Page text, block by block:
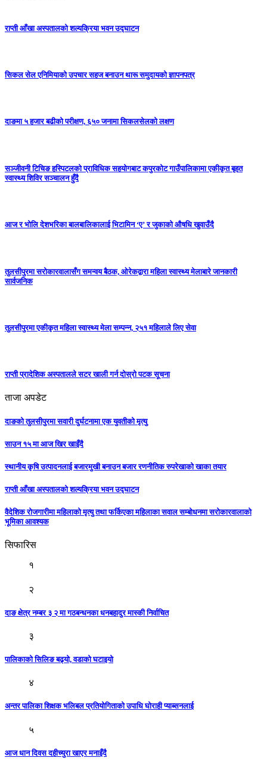
राप्ती आँखा अस्पतालको शल्यक्रिया भवन उद्घाटन
सिकल सेल एनिमियाको उपचार सहज बनाउन थारू समुदायको ज्ञापनपत्र
दाङमा ५ हजार बढीको परीक्षण, ६५० जनामा सिकलसेलको लक्षण
सञ्जीवनी टिचिङ हस्पिटलको प्राविधिक सहयोगबाट कपुरकोट गाउँपालिकामा एकीकृत बृहत
स्वास्थ्य शिविर सञ्चालन हुँदै
आज र भोलि देशभरिका बालबालिकालाई भिटामिन ‘ए’ र जुकाको औषधि खुवाउँदै
तुलसीपुरमा सरोकारवालासँग समन्वय बैठक, ओरेकद्वारा महिला स्वास्थ्य मेलाबारे जानकारी
सार्वजनिक
तुलसीपुरमा एकीकृत महिला स्वास्थ्य मेला सम्पन्न, २५१ महिलाले लिए सेवा
राप्ती प्रादेशिक अस्पतालले सटर खाली गर्न दोस्रो पटक सूचना
ताजा अपडेट
दाङको तुलसीपुरमा सवारी दुर्घटनामा एक युवतीको मृत्यु
साउन १५ मा आज खिर खाइँदै
स्थानीय कृषि उत्पादनलाई बजारमुखी बनाउन बजार रणनीतिक रुपरेखाको खाका तयार
राप्ती आँखा अस्पतालको शल्यक्रिया भवन उद्घाटन
वैदेशिक रोजगारीमा महिलाको मृत्यु तथा फर्किएका महिलाका सवाल सम्बोधनमा सरोकारवालाको
भूमिका आवश्यक
सिफारिस
१
२
दाङ क्षेत्र नम्बर ३ २ मा गठबन्धनका धनबहादुर मास्की निर्वाचित
३
पालिकाको सिलिङ बढ्यो, वडाको घटाइयो
४
अन्तर पालिका शिक्षक भलिबल प्रतियोगिताकाे उपाधि घाेराही प्याब्सनलाई
५
आज धान दिवस दहीच्युरा खाएर मनाइँदै